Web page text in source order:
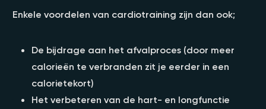
Enkele voordelen van cardiotraining zijn dan ook;
De bijdrage aan het afvalproces (door meer
calorieën te verbranden zit je eerder in een
calorietekort)
Het verbeteren van de hart- en longfunctie